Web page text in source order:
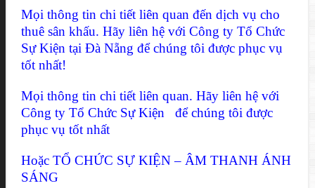
Mọi thông tin chi tiết liên quan đến dịch vụ cho
thuê sân khấu. Hãy liên hệ với Công ty Tổ Chức
Sự Kiện tại Đà Nẵng để chúng tôi được phục vụ
tốt nhất!
Mọi thông tin chi tiết liên quan. Hãy liên hệ với
Công ty Tổ Chức Sự Kiện để chúng tôi được
phục vụ tốt nhất
Hoặc TỔ CHỨC SỰ KIỆN – ÂM THANH ÁNH
SÁNG